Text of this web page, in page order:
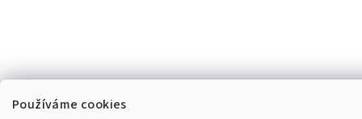
Používáme cookies